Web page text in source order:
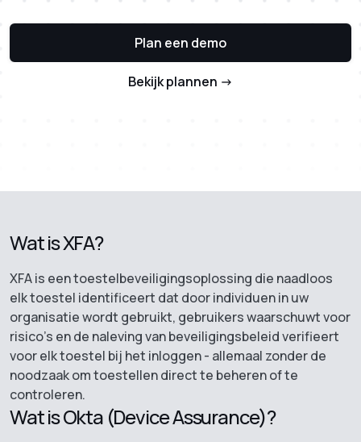
Plan een demo
Bekijk plannen ->
Wat is XFA?
XFA is een toestelbeveiligingsoplossing die naadloos
elk toestel identificeert dat door individuen in uw
organisatie wordt gebruikt, gebruikers waarschuwt voor
risico's en de naleving van beveiligingsbeleid verifieert
voor elk toestel bij het inloggen - allemaal zonder de
noodzaak om toestellen direct te beheren of te
controleren.
Wat is Okta (Device Assurance)?